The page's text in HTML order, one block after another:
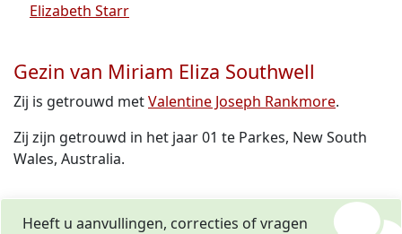
Elizabeth Starr
Gezin van Miriam Eliza Southwell
Zij is getrouwd metValentine Joseph Rankmore.
Zij zijn getrouwd in het jaar 01 te Parkes, New South
Wales, Australia.
Heeft u aanvullingen, correcties of vragen